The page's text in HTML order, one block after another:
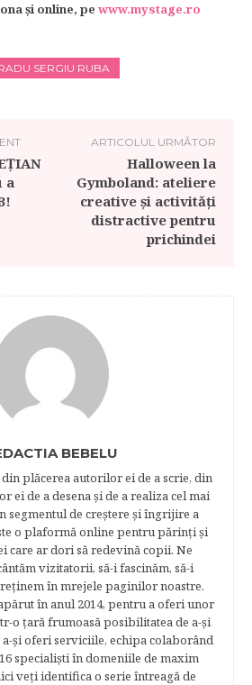
şi online, pe www.mystage.ro
SERGIU RUBA
a
ARTICOLUL URMĂTOR
Halloween la
Gymboland: ateliere
creative și activități
distractive pentru
prichindei
BEBELU
plăcerea autorilor ei de a scrie, din
ei de a desena şi de a realiza cel mai
segmentul de creştere şi îngrijire a
o plaformă online pentru părinţi şi
care ar dori să redevină copii. Ne
vizitatorii, să-i fascinăm, să-i
în mrejele paginilor noastre.​
în anul 2014, pentru a oferi unor
o ţară frumoasă posibilitatea de a-şi
şi oferi serviciile, echipa colaborând
specialişti în domeniile de maxim
veţi identifica o serie întreagă de